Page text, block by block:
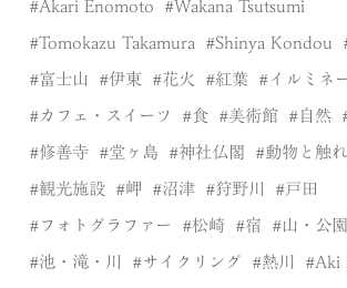
Akari Enomoto Wakana Tsutsumi
Tomokazu Takamura Shinya Kondou
富士山 伊東 花火 紅葉 イルミネ
カフェ・スイーツ 食 美術館 自然
修善寺 堂ヶ島 神社仏閣 動物と触
観光施設 岬 沼津 狩野川 戸田
フォトグラファー 松崎 宿 山・公
池・滝・川 サイクリング 熱川 Aki